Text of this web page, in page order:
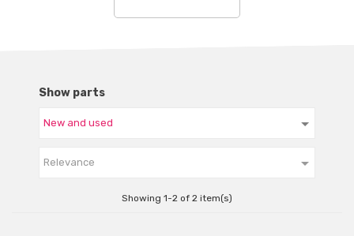
Show parts
Relevance 
Showing 1-2 of 2 item(s)